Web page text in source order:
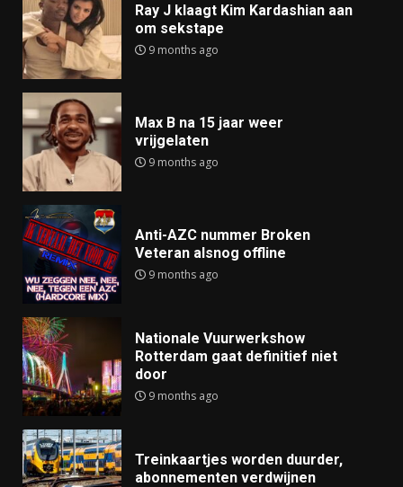
Ray J klaagt Kim Kardashian aan
om sekstape
9 months ago
Max B na 15 jaar weer
vrijgelaten
9 months ago
Anti-AZC nummer Broken
Veteran alsnog offline
9 months ago
Nationale Vuurwerkshow
Rotterdam gaat definitief niet
door
9 months ago
Treinkaartjes worden duurder,
abonnementen verdwijnen